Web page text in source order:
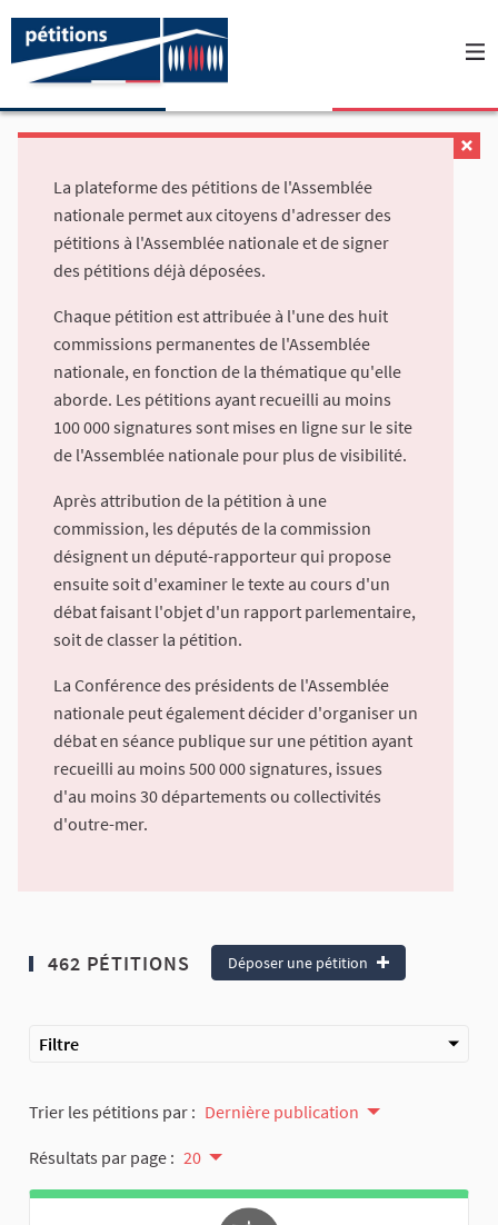
La plateforme des pétitions de l'Assemblée
nationale permet aux citoyens d'adresser des
pétitions à l'Assemblée nationale et de signer
des pétitions déjà déposées.
Chaque pétition est attribuée à l'une des huit
commissions permanentes de l'Assemblée
nationale, en fonction de la thématique qu'elle
aborde. Les pétitions ayant recueilli au moins
100 000 signatures sont mises en ligne sur le site
de l'Assemblée nationale pour plus de visibilité.
Après attribution de la pétition à une
commission, les députés de la commission
désignent un député-rapporteur qui propose
ensuite soit d'examiner le texte au cours d'un
débat faisant l'objet d'un rapport parlementaire,
soit de classer la pétition.
La Conférence des présidents de l'Assemblée
nationale peut également décider d'organiser un
débat en séance publique sur une pétition ayant
recueilli au moins 500 000 signatures, issues
d'au moins 30 départements ou collectivités
d'outre-mer.
462 PÉTITIONS Déposer une pétition
Filtre
Trier les pétitions par : Dernière publication
Résultats par page : 20